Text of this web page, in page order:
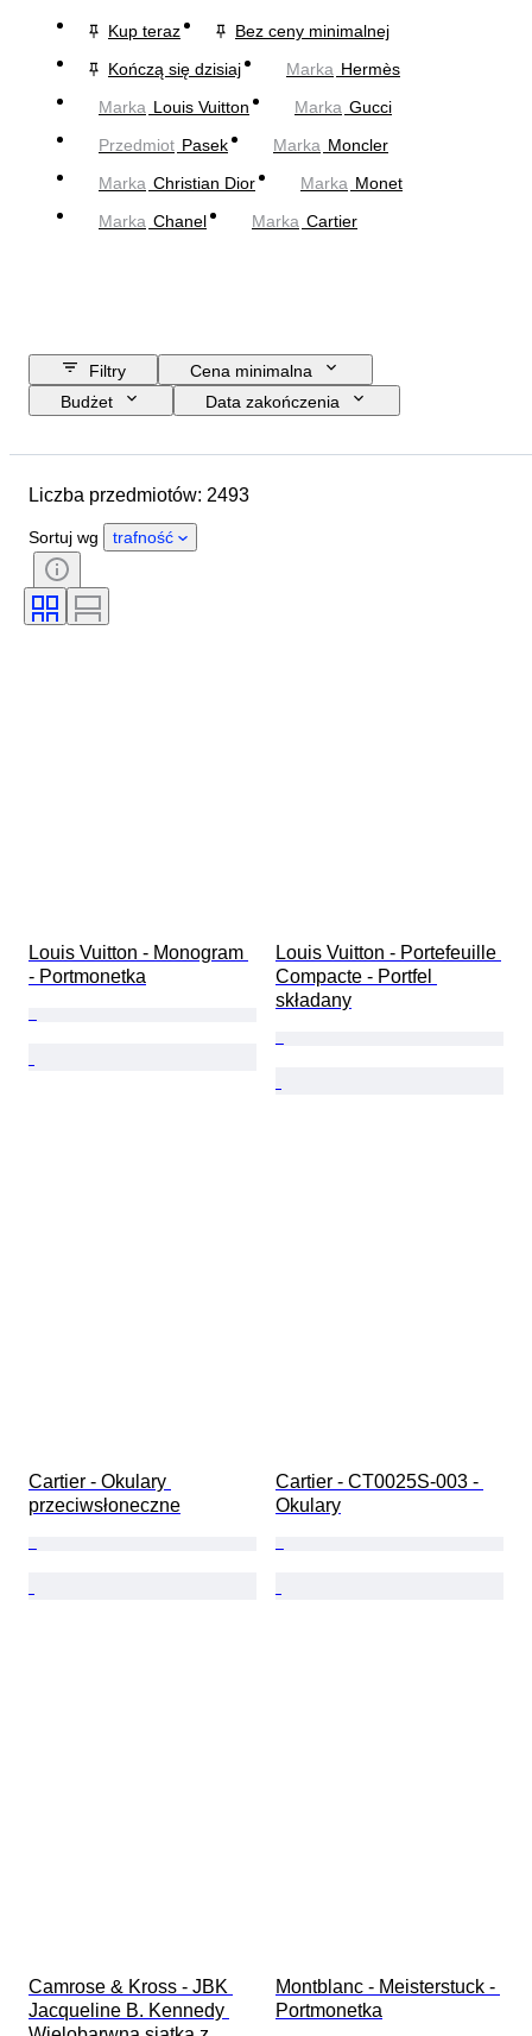
Kup teraz
Bez ceny minimalnej
Kończą się dzisiaj
Marka Hermès
Marka Louis Vuitton Marka Gucci
Przedmiot Pasek Marka Moncler
Marka Christian Dior Marka Monet
Marka Chanel Marka Cartier
Filtry
Cena minimalna
Budżet
Data zakończenia
Materiał
Płeć
Okres
Próba
Rozmiar odzieży
Rozmiar na przedmiocie
Liczba przedmiotów: 2493
Sortuj wg trafność
Louis Vuitton - Monogram
- Portmonetka
Louis Vuitton - Portefeuille
Compacte - Portfel
składany
Cartier - Okulary
przeciwsłoneczne
Cartier - CT0025S-003 -
Okulary
Camrose & Kross - JBK
Jacqueline B. Kennedy
Montblanc - Meisterstuck -
Portmonetka